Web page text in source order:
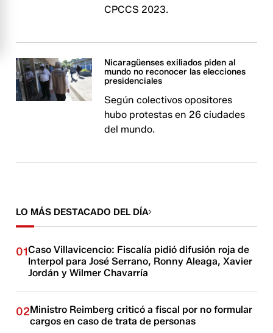
CPCCS 2023.
Nicaragüenses exiliados piden al
mundo no reconocer las elecciones
presidenciales
Según colectivos opositores
hubo protestas en 26 ciudades
del mundo.
LO MÁS DESTACADO DEL DÍA
01Caso Villavicencio: Fiscalía pidió difusión roja de
Interpol para José Serrano, Ronny Aleaga, Xavier
Jordán y Wilmer Chavarría
02Ministro Reimberg criticó a fiscal por no formular
cargos en caso de trata de personas